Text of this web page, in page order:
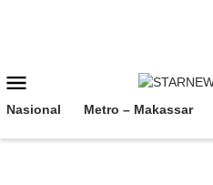
Mobile
Nasional Metro – Makassar